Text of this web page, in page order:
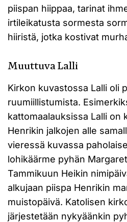
piispan hiippaa, tarinat
irtileikatusta sormesta
hiiristä, jotka kostivat
Muuttuva Lalli
Kirkon kuvastossa Lalli oli
ruumiillistumista.
kattomaalauksissa Lalli on
Henrikin jalkojen alle
vieressä kuvassa
lohikäärme pyhän
Tammikuun Heikin
alkujaan piispa Henrikin
muistopäivä. Katolisen
järjestetään nykyäänkin